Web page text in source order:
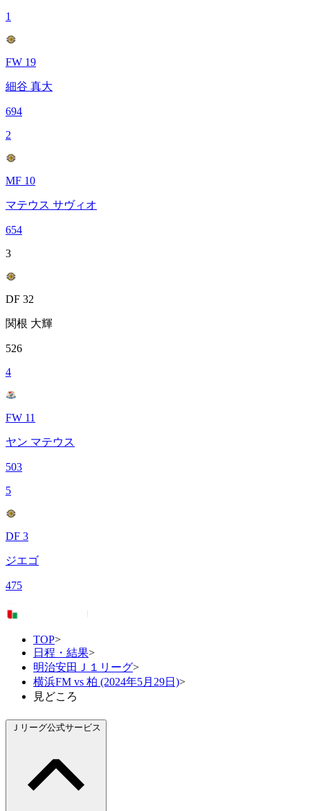
1
FW 19
細谷 真大
694
2
MF 10
マテウス サヴィオ
654
3
DF 32
関根 大輝
526
4
FW 11
ヤン マテウス
503
5
DF 3
ジエゴ
475
TOP>
日程・結果>
明治安田Ｊ１リーグ>
横浜FM vs 柏 (2024年5月29日)>
見どころ
Ｊリーグ公式サービス